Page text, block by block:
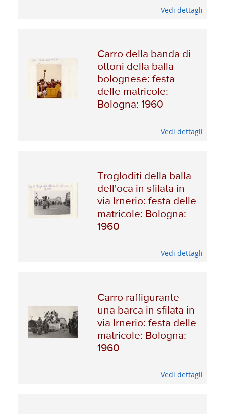
Vedi dettagli
Carro della banda di
ottoni della balla
bolognese: festa
delle matricole:
Bologna: 1960
Vedi dettagli
Trogloditi della balla
dell'oca in sfilata in
via Irnerio: festa delle
matricole: Bologna:
1960
Vedi dettagli
Carro raffigurante
una barca in sfilata in
via Irnerio: festa delle
matricole: Bologna:
1960
Vedi dettagli